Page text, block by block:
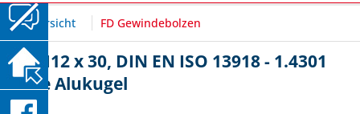
Übersicht FD Gewindebolzen
FD M12 x 30, DIN EN ISO 13918 - 1.4301
ohne Alukugel